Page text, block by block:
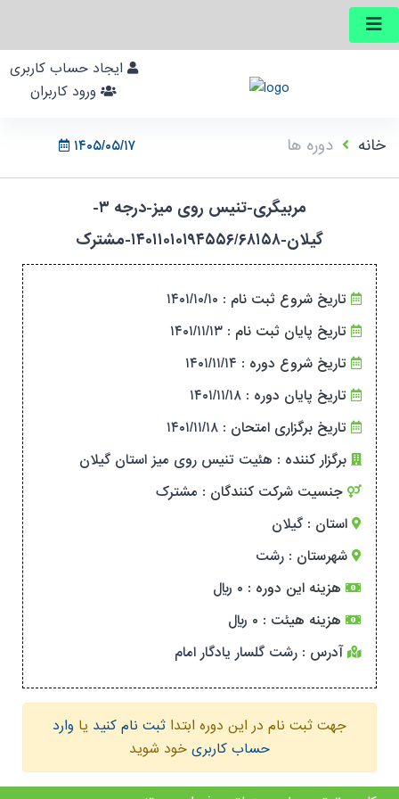
۱۴۰۵/۰۵/۱۷ خانه دوره ها
مربیگری-تنیس روی میز-درجه ۳-
گیلان-۱۴۰۱۱۰۱۰۱۹۴۵۵۶/۶۸۱۵۸-مشترک
تاریخ شروع ثبت نام : ۱۴۰۱/۱۰/۱۰
تاریخ پایان ثبت نام : ۱۴۰۱/۱۱/۱۳
تاریخ شروع دوره : ۱۴۰۱/۱۱/۱۴
تاریخ پایان دوره : ۱۴۰۱/۱۱/۱۸
تاریخ برگزاری امتحان : ۱۴۰۱/۱۱/۱۸
برگزار کننده : هئیت تنیس روی میز استان گیلان
جنسیت شرکت کنندگان : مشترک
استان : گیلان
شهرستان : رشت
هزینه این دوره : ۰ ریال
هزینه هیئت : ۰ ریال
آدرس : رشت گلسار یادگار امام
جهت ثبت نام در این دوره ابتدا ثبت نام کنید یا وارد
حساب کاربری خود شوید